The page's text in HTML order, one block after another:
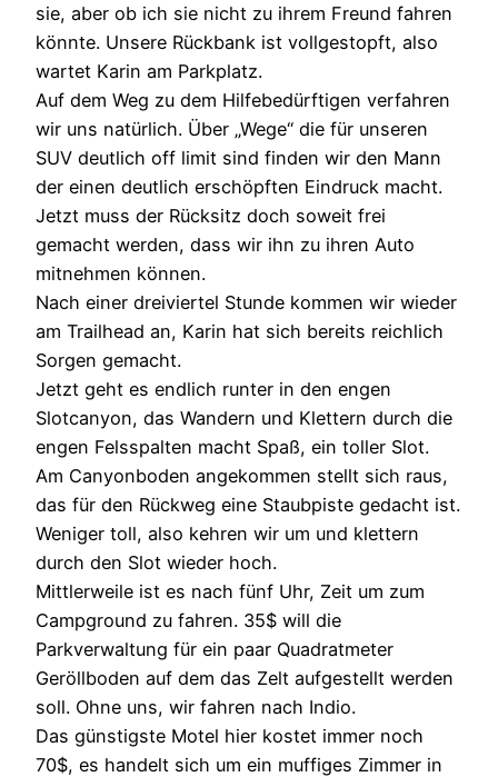
sie, aber ob ich sie nicht zu ihrem Freund fahren
könnte. Unsere Rückbank ist vollgestopft, also
wartet Karin am Parkplatz.
Auf dem Weg zu dem Hilfebedürftigen verfahren
wir uns natürlich. Über „Wege“ die für unseren
SUV deutlich off limit sind finden wir den Mann
der einen deutlich erschöpften Eindruck macht.
Jetzt muss der Rücksitz doch soweit frei
gemacht werden, dass wir ihn zu ihren Auto
mitnehmen können.
Nach einer dreiviertel Stunde kommen wir wieder
am Trailhead an, Karin hat sich bereits reichlich
Sorgen gemacht.
Jetzt geht es endlich runter in den engen
Slotcanyon, das Wandern und Klettern durch die
engen Felsspalten macht Spaß, ein toller Slot.
Am Canyonboden angekommen stellt sich raus,
das für den Rückweg eine Staubpiste gedacht ist.
Weniger toll, also kehren wir um und klettern
durch den Slot wieder hoch.
Mittlerweile ist es nach fünf Uhr, Zeit um zum
Campground zu fahren. 35$ will die
Parkverwaltung für ein paar Quadratmeter
Geröllboden auf dem das Zelt aufgestellt werden
soll. Ohne uns, wir fahren nach Indio.
Das günstigste Motel hier kostet immer noch
70$, es handelt sich um ein muffiges Zimmer in